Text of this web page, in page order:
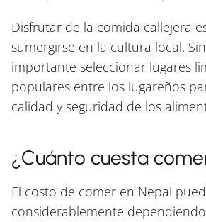
Disfrutar de la comida callejera
sumergirse en la cultura local.
importante seleccionar lugares
populares entre los lugareños
calidad y seguridad de los
¿Cuánto cuesta
El costo de comer en Nepal
considerablemente